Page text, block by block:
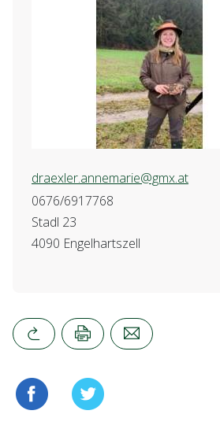
draexler.annemarie@gmx.at
0676/6917768
Stadl 23
4090 Engelhartszell